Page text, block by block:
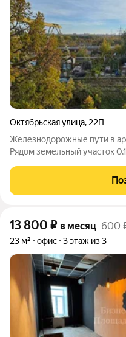
Октябрьская улица, 22П
Железнодорожные пути в
Рядом земельный участок
Путь заканчивается на
Охраняемая территория.
13 800 ₽ в месяц 600
23 м² офис 3 этаж из 3